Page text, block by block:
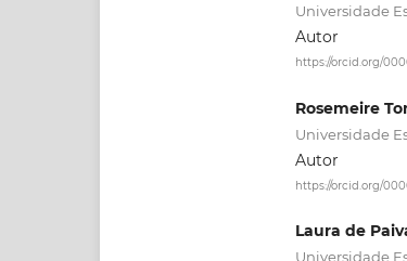
Universidade
Autor
https://orcid.org/
Rosemeire
Universidade
Autor
https://orcid.org/
Laura de
Universidade